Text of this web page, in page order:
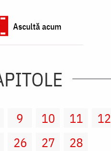
Ascultă acum
9 10 11 12
26 27 28